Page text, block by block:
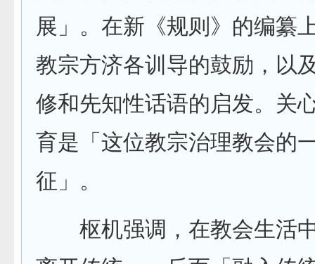
展」。在新《规则》的编纂
教宗方济各训导的鼓励，以
修和先知性话语的启发。关
育是「这位教宗治理教会的
征」。
枢机强调，在教会生活